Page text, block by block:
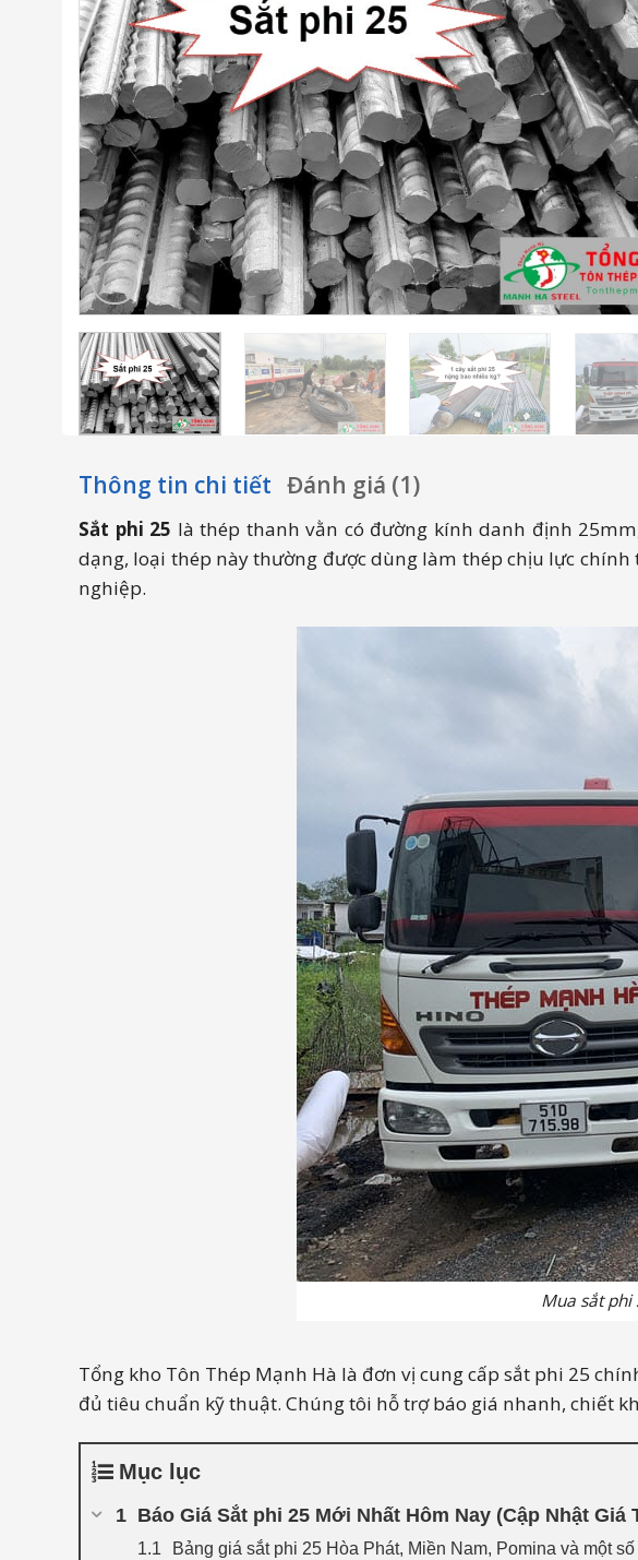
Thông tin chi tiết Đánh giá (1)
Sắt phi 25 là thép thanh vằn có đường kính danh định
dạng, loại thép này thường được dùng làm thép chịu lực
nghiệp.
Mua sắt phi
Tổng kho Tôn Thép Mạnh Hà là đơn vị cung cấp sắt phi 25
đủ tiêu chuẩn kỹ thuật. Chúng tôi hỗ trợ báo giá nhanh, chiết
Mục lục
Báo Giá Sắt phi 25 Mới Nhất Hôm Nay (Cập Nhật Giá
Bảng giá sắt phi 25 Hòa Phát, Miền Nam, Pomina và một